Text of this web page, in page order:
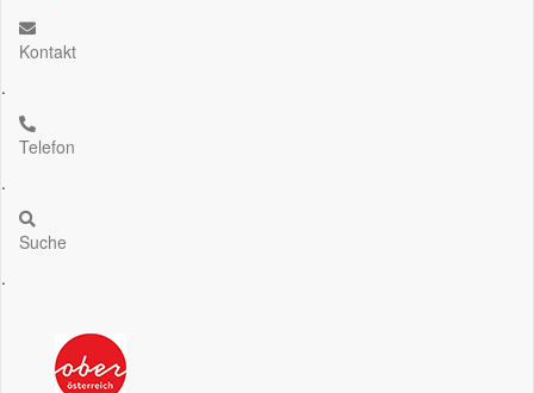
Kontakt
.
Telefon
.
Suche
.